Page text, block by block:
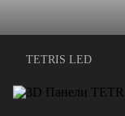
TETRIS LED